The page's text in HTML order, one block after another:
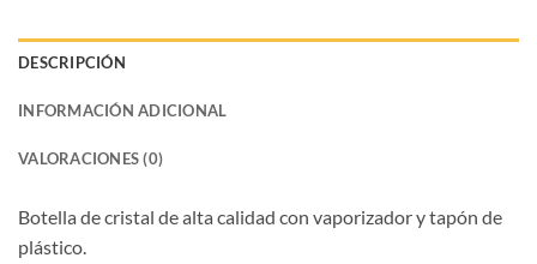
DESCRIPCIÓN
INFORMACIÓN ADICIONAL
VALORACIONES (0)
Botella de cristal de alta calidad con vaporizador y tapón de
plástico.